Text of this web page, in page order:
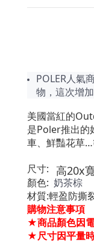
POLER人氣
物，這次增
美國當紅的
是Poler推出的
車、鮮豔花草…
尺寸: 高20x
顏色: 奶茶棕
材質:輕盈防撕
購物注意事項
★商品顏色因
★尺寸因平量